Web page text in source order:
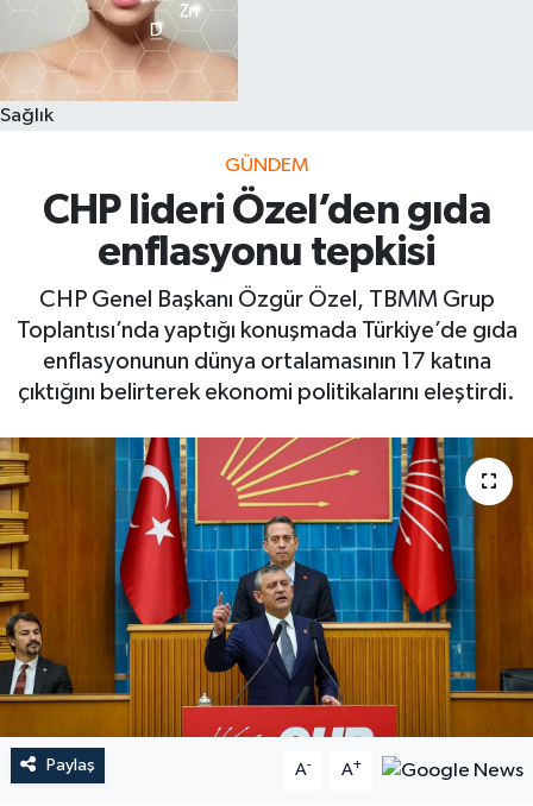
Sağlık
GÜNDEM
CHP lideri Özel’den gıda
enflasyonu tepkisi
CHP Genel Başkanı Özgür Özel, TBMM Grup
Toplantısı’nda yaptığı konuşmada Türkiye’de gıda
enflasyonunun dünya ortalamasının 17 katına
çıktığını belirterek ekonomi politikalarını eleştirdi.
Paylaş A- A+